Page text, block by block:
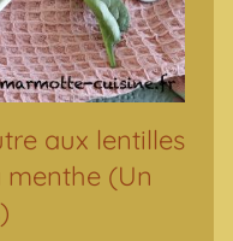
aux lentilles
menthe (Un